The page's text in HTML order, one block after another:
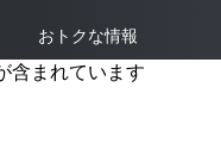
おトクな情報
含まれています